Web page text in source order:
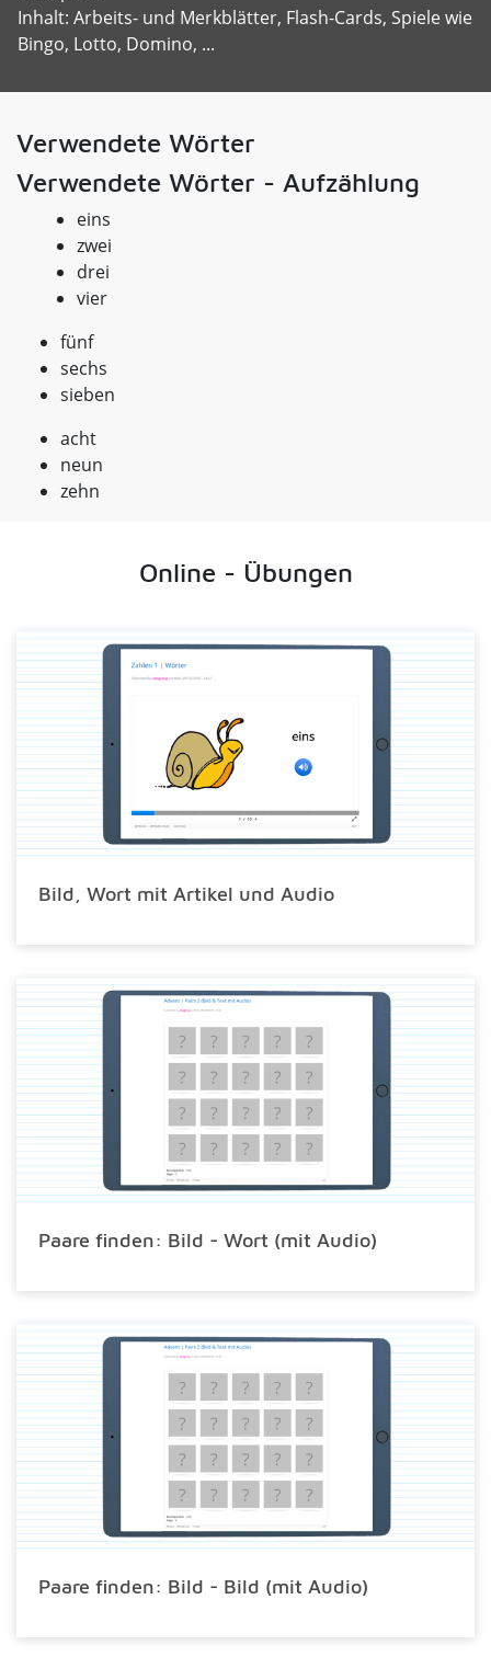
Inhalt: Arbeits- und Merkblätter, Flash-Cards, Spiele wie
Bingo, Lotto, Domino, ...
Verwendete Wörter
Verwendete Wörter - Aufzählung
eins
zwei
drei
vier
fünf
sechs
sieben
acht
neun
zehn
Online - Übungen
Bild, Wort mit Artikel und Audio
Paare finden: Bild - Wort (mit Audio)
Paare finden: Bild - Bild (mit Audio)